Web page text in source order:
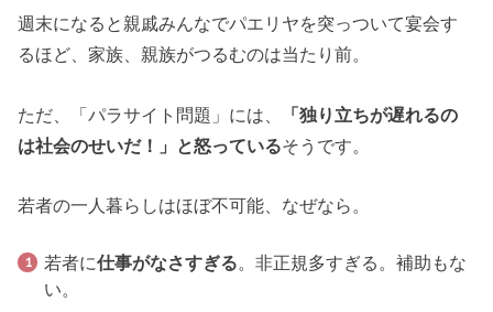
週末になると親戚みんなでパエリヤを突っついて宴会す
るほど、家族、親族がつるむのは当たり前。
ただ、「パラサイト問題」には、
「独り立ちが遅れるの
は社会のせいだ！」と怒っているそうです。
若者の一人暮らしはほぼ不可能、なぜなら。
若者に仕事がなさすぎる。非正規多すぎる。補助もな
い。